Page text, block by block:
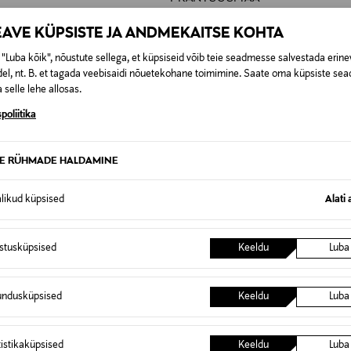
KÜPSISTE JA ANDMEKAITSE KOHTA
kõik", nõustute sellega, et küpsiseid võib teie seadmesse salvestada
nt. B. et tagada veebisaidi nõuetekohane toimimine. Saate oma küpsiste
selle lehe allosas.
RÜHMADE HALDAMINE
küpsised Alati
Keeldu Luba
Keeldu Luba
Keeldu Luba
F77441
Loreal Finland Oy
Keilaranta 13 A, 02150, Espoo,
Yves Saint Laurent,
0,00 € – 4,90 €
lepingust taganeda 30 päeva jooksul alates kauba
Tagastatavad suletud pakendis kosmeetika- ja loodustooted
KA